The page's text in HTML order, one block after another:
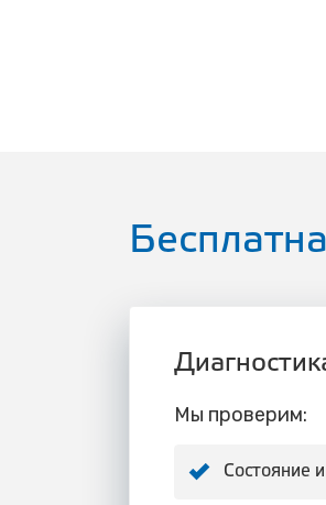
Мы проверим:
Состояние